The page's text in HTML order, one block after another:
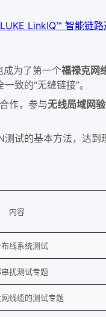
LinkIQ™ 智能链
为了第一个福禄克网
一致的“无缝链接”。
作，参与无线局域网
试的基本方法，达
内容
线系统测试
扰测试专题
线缆的测试专题